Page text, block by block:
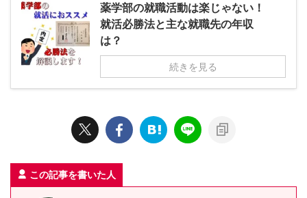
薬学部の就職活動は楽じゃない！
就活必勝法と主な就職先の年収
は？
続きを見る
この記事を書いた人